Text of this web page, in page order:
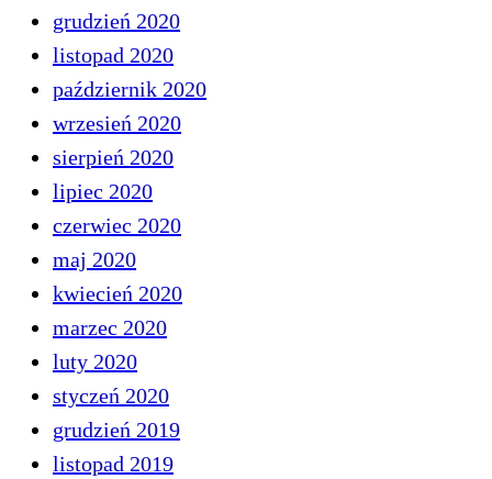
grudzień 2020
listopad 2020
październik 2020
wrzesień 2020
sierpień 2020
lipiec 2020
czerwiec 2020
maj 2020
kwiecień 2020
marzec 2020
luty 2020
styczeń 2020
grudzień 2019
listopad 2019